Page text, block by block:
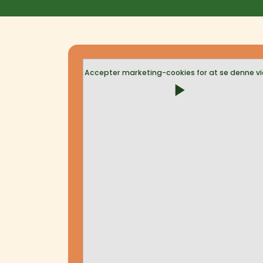
Accepter marketing-cookies for at se denne
play_arrow